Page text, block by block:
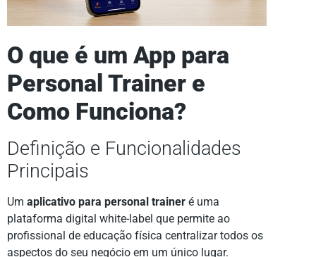
O que é um App para
Personal Trainer e
Como Funciona?
Definição e Funcionalidades
Principais
Um aplicativo para personal trainer é uma
plataforma digital white-label que permite ao
profissional de educação física centralizar todos os
aspectos do seu negócio em um único lugar.